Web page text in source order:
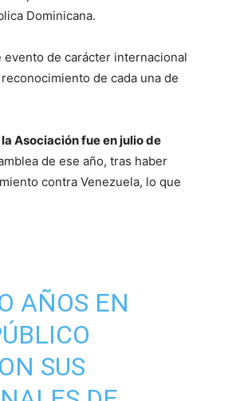
Dominicana.
de carácter internacional
de cada una de
Asociación fue en julio de
de ese año, tras haber
contra Venezuela, lo que
AÑOS EN
SUS